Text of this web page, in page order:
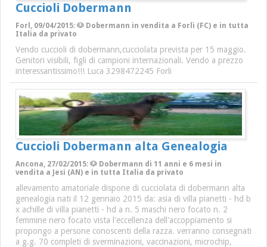
Cuccioli Dobermann
Forl, 09/04/2015: 🐶 Dobermann in vendita a Forlì (FC) e in tutta
Italia da privato
Vendo cuccioli di dobermann,cucciolata prevista per 15 maggio.
Genitori visibili, figli di campioni internazionali. Vendo a prezzo
interessantissimo!!! Luca 3298472245 Forli
Cuccioli Dobermann alta Genealogia
Ancona, 27/02/2015: 🐶 Dobermann di 11 anni e 6 mesi in
vendita a Jesi (AN) e in tutta Italia da privato
allevamento amatoriale dispone di cucciolata di dobermann alta
genealogia nati il 12 gennaio 2015 da: asia di villa pianetti - hd b
x achille di villa pianetti - hd a n. 5 maschi nero focato n. 2
femmine nero focato vista l'eccellenza dell'accoppiamento si
propongo a persone conoscenti della razza. verranno consegnati
a g.g. 70 completi di sverminazioni, vaccinazioni, microchip,